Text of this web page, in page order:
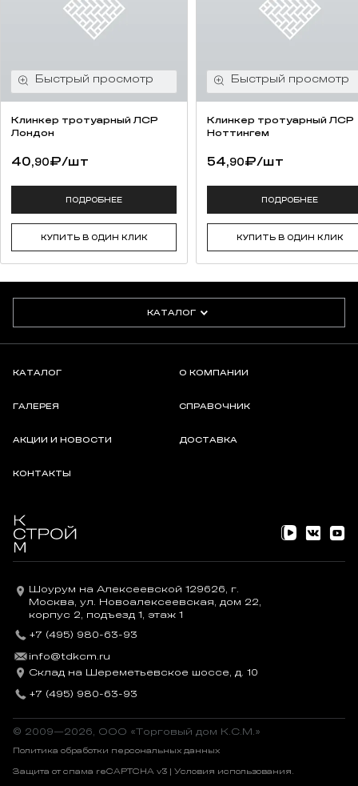
Клинкер тротуарный ЛСР
Лондон
40,90₽/шт
ПОДРОБНЕЕ
КУПИТЬ В ОДИН КЛИК
Клинкер тротуарный ЛСР
Ноттингем
54,90₽/шт
ПОДРОБНЕЕ
КУПИТЬ В ОДИН КЛИК
КАТАЛОГ
КАТАЛОГ О КОМПАНИИ
ГАЛЕРЕЯ СПРАВОЧНИК
АКЦИИ И НОВОСТИ ДОСТАВКА
КОНТАКТЫ
Шоурум на Алексеевской 129626, г.
Москва, ул. Новоалексеевская, дом 22,
корпус 2, подъезд 1, этаж 1
+7 (495) 980-63-93
info@tdkcm.ru
Склад на Шереметьевское шоссе, д. 10
+7 (495) 980-63-93
© 2009—2026, OOO «Торговый дом К.С.М.»
Политика обработки персональных данных
Защита от спама reCAPTCHA v3 | Условия использования.